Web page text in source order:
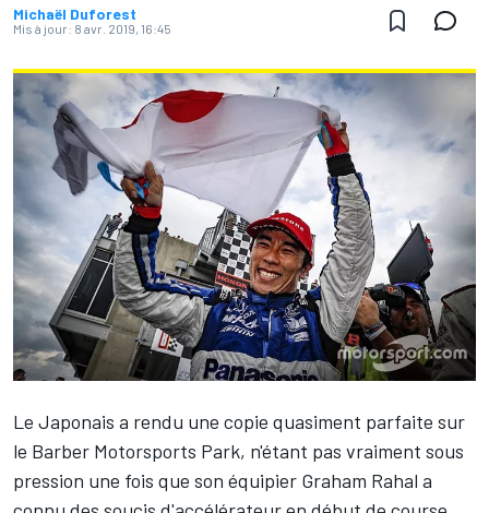
Michaël Duforest
Mis à jour: 8 avr. 2019, 16:45
Le Japonais a rendu une copie quasiment parfaite sur
le Barber Motorsports Park, n'étant pas vraiment sous
pression une fois que son équipier Graham Rahal a